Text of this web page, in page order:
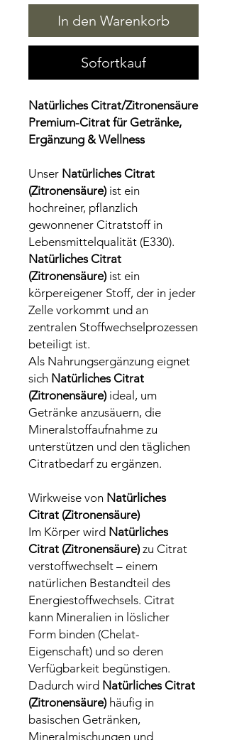
In den Warenkorb
Sofortkauf
Natürliches Citrat/Zitronensäure
Premium-Citrat für Getränke,
Ergänzung & Wellness
Unser Natürliches Citrat
(Zitronensäure)ist ein
hochreiner, pflanzlich
gewonnener Citratstoff in
Lebensmittelqualität (E330).
Natürliches Citrat
(Zitronensäure)ist ein
körpereigener Stoff, der in jeder
Zelle vorkommt und an
zentralen Stoffwechselprozessen
beteiligt ist.
Als Nahrungsergänzung eignet
sich Natürliches Citrat
(Zitronensäure)ideal, um
Getränke anzusäuern, die
Mineralstoffaufnahme zu
unterstützen und den täglichen
Citratbedarf zu ergänzen.
Wirkweise von Natürliches
Citrat (Zitronensäure)
Im Körper wird Natürliches
Citrat (Zitronensäure)zu Citrat
verstoffwechselt – einem
natürlichen Bestandteil des
Energiestoffwechsels. Citrat
kann Mineralien in löslicher
Form binden (Chelat-
Eigenschaft) und so deren
Verfügbarkeit begünstigen.
Dadurch wird Natürliches Citrat
(Zitronensäure)häufig in
basischen Getränken,
Mineralmischungen und